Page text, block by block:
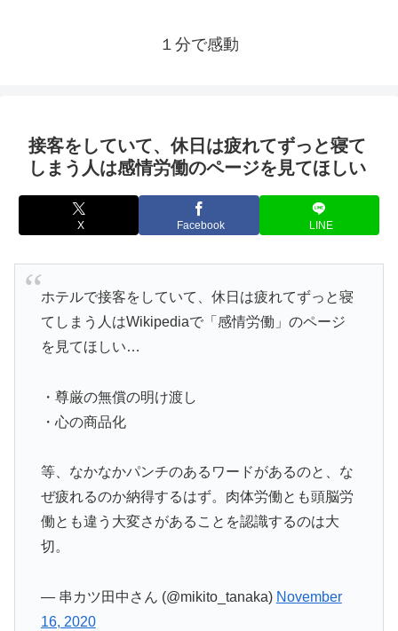
１分で感動
接客をしていて、休日は疲れてずっと寝て
しまう人は感情労働のページを見てほしい
X Facebook LINE
ホテルで接客をしていて、休日は疲れてずっと寝
てしまう人はWikipediaで「感情労働」のページ
を見てほしい…
・尊厳の無償の明け渡し
・心の商品化
等、なかなかパンチのあるワードがあるのと、な
ぜ疲れるのか納得するはず。肉体労働とも頭脳労
働とも違う大変さがあることを認識するのは大
切。
— 串カツ田中さん (@mikito_tanaka) November
16, 2020